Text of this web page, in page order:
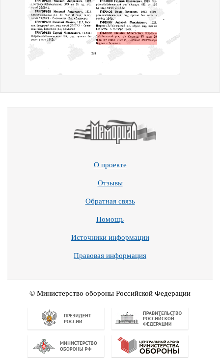
О проекте
Отзывы
Обратная связь
Помощь
Источники информации
Правовая информация
© Министерство обороны Российской Федерации